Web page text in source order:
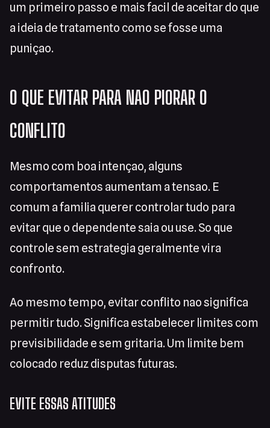
um primeiro passo e mais facil de aceitar do que
a ideia de tratamento como se fosse uma
puniçao.
O QUE EVITAR PARA NAO PIORAR O
CONFLITO
Mesmo com boa intençao, alguns
comportamentos aumentam a tensao. E
comum a familia querer controlar tudo para
evitar que o dependente saia ou use. So que
controle sem estrategia geralmente vira
confronto.
Ao mesmo tempo, evitar conflito nao significa
permitir tudo. Significa estabelecer limites com
previsibilidade e sem gritaria. Um limite bem
colocado reduz disputas futuras.
EVITE ESSAS ATITUDES